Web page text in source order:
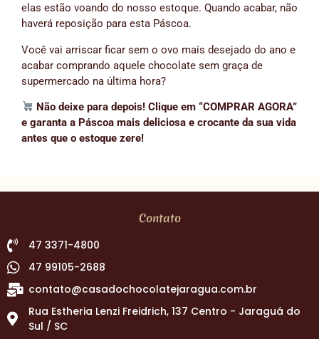
elas estão voando do nosso estoque. Quando acabar, não
haverá reposição para esta Páscoa.
Você vai arriscar ficar sem o ovo mais desejado do ano e
acabar comprando aquele chocolate sem graça de
supermercado na última hora?
Não deixe para depois! Clique em “COMPRAR AGORA”
e garanta a Páscoa mais deliciosa e crocante da sua vida
antes que o estoque zere!
Contato
47 3371-4800
47 99105-2688
contato@casadochocolatejaragua.com.br
Rua Estheria Lenzi Freidrich, 137 Centro - Jaraguá do
Sul / SC